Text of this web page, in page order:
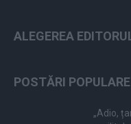
ALEGEREA
POSTĂRI POPULARE
„Adio,